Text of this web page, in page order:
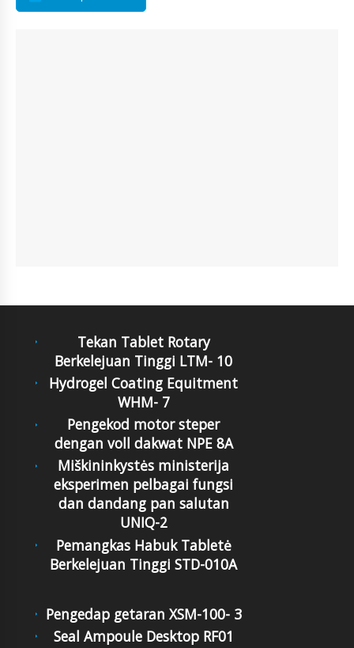
Tekan Tablet Rotary
Berkelejuan Tinggi LTM- 10
Hydrogel Coating Equitment
WHM- 7
Pengekod motor steper
dengan voll dakwat NPE 8A
Miškininkystės ministerija
eksperimen pelbagai fungsi
dan dandang pan salutan
UNIQ-2
Pemangkas Habuk Tabletė
Berkelejuan Tinggi STD-010A
Pengedap getaran XSM-100- 3
Seal Ampoule Desktop RF01